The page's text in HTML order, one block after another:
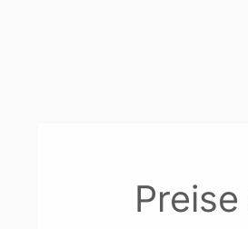
Preise